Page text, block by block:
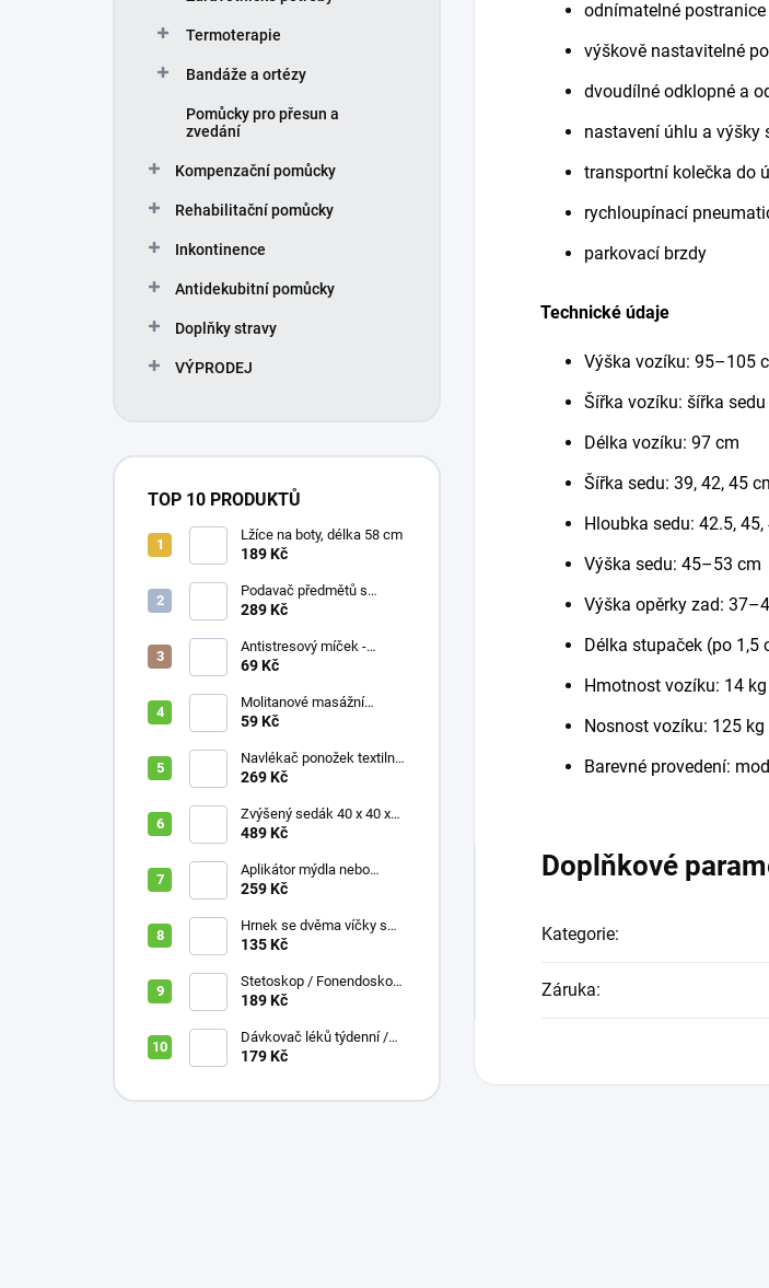
Termoterapie
Bandáže a ortézy
Pomůcky pro přesun a
zvedání
Kompenzační pomůcky
Rehabilitační pomůcky
Inkontinence
Antidekubitní pomůcky
Doplňky stravy
VÝPRODEJ
TOP 10 PRODUKTŮ
Lžíce na boty, délka 58 cm
189 Kč
Podavač předmětů s
magnetem / prodloužená
81 / 90 cm
289 Kč
Antistresový míček -
průměr 75 mm, mix barev
69 Kč
Molitanové masážní
míčky, různé velikosti
59 Kč
Navlékač ponožek textilní
s plastovou vložkou
269 Kč
Zvýšený sedák 40 x 40 x
10 cm
489 Kč
Aplikátor mýdla nebo
krému se zásobníkem a
259 Kč
Hrnek se dvěma víčky s
krátkými náustky, nápoje,
barvy
135 Kč
Stetoskop / Fonendoskop
pro zdravotnický personál,
189 Kč
Dávkovač léků týdenní /
denní 3 části, různé barvy,
179 Kč
odnímatelné postranice
výškově nastavitelné
dvoudílné odklopné a
nastavení úhlu a výšky
transportní kolečka do
rychloupínací
parkovací brzdy
Technické údaje
Výška vozíku: 95–105
Šířka vozíku: šířka
Délka vozíku: 97 cm
Šířka sedu: 39, 42, 45
Hloubka sedu: 42.5, 45,
Výška sedu: 45–53 cm
Výška opěrky zad:
Délka stupaček (po 1,5
Hmotnost vozíku: 14 kg
Nosnost vozíku: 125 kg
Barevné provedení:
Doplňkové
Kategorie:
Záruka: